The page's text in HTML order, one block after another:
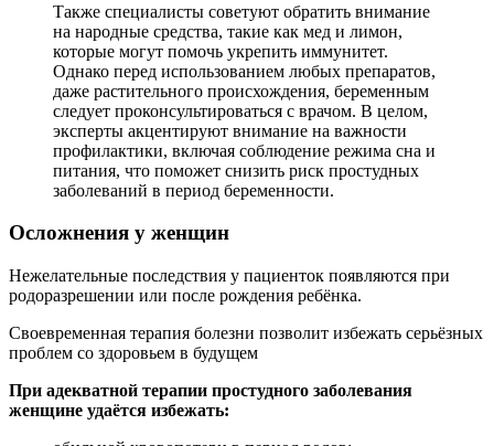
Также специалисты советуют обратить внимание
на народные средства, такие как мед и лимон,
которые могут помочь укрепить иммунитет.
Однако перед использованием любых препаратов,
даже растительного происхождения, беременным
следует проконсультироваться с врачом. В целом,
эксперты акцентируют внимание на важности
профилактики, включая соблюдение режима сна и
питания, что поможет снизить риск простудных
заболеваний в период беременности.
Осложнения у женщин
Нежелательные последствия у пациенток появляются при
родоразрешении или после рождения ребёнка.
Своевременная терапия болезни позволит избежать серьёзных
проблем со здоровьем в будущем
При адекватной терапии простудного заболевания
женщине удаётся избежать: